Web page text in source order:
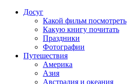
Досуг
Какой фильм посмотреть
Какую книгу почитать
Праздники
Фотографии
Путешествия
Америка
Азия
Австралия и океания